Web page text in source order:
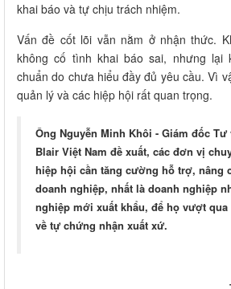
khai báo và tự chịu trách nhiệm.
Vấn đề cốt lõi vẫn nằm ở nhận thức.
không cố tình khai báo sai, nhưng lại
chuẩn do chưa hiểu đầy đủ yêu cầu. Vì
quản lý và các hiệp hội rất quan trọng.
Ông Nguyễn Minh Khôi - Giám đốc Tư
Blair Việt Nam đề xuất, các đơn vị
hiệp hội cần tăng cường hỗ trợ, nâng
doanh nghiệp, nhất là doanh nghiệp
nghiệp mới xuất khẩu, để họ vượt
về tự chứng nhận xuất xứ.